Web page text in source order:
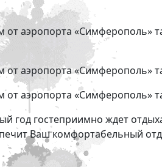
аэропорта «Симферополь»
аэропорта «Симферополь»
аэропорта «Симферополь»
год гостеприимно ждет
Ваш комфортабельный